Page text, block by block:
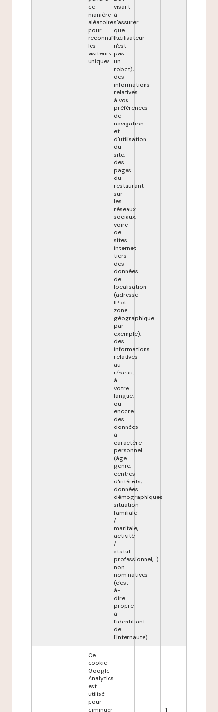
de
manière
aléatoire
pour
reconnaître
les
visiteurs
uniques.
visant
à
s'assurer
que
l'utilisateur
n'est
pas
un
robot),
des
informations
relatives
à vos
préférences
de
navigation
et
d'utilisation
du
site,
des
pages
du
restaurant
sur
les
réseaux
sociaux,
voire
de
sites
internet
tiers,
des
données
de
localisation
(adresse
IP et
zone
géographique
par
exemple),
des
informations
relatives
au
réseau,
à
votre
langue,
ou
encore
des
données
à
caractère
personnel
(âge,
genre,
centres
d'intérêts,
données
démographiques,
situation
familiale
/
maritale,
activité
/
statut
professionnel,...)
non
nominatives
(c'est-
à-
dire
propre
à
l'identifiant
de
l'internaute).
Ce
cookie
Google
Analytics
est
utilisé
pour
diminuer
1